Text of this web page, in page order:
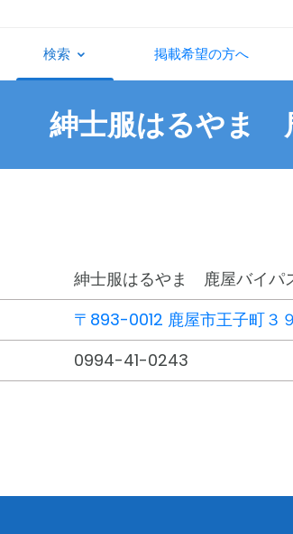
検索 掲載希望の方へ
紳士服はるやま
紳士服はるやま 鹿屋バイパ
〒893-0012 鹿屋市王子町３
0994-41-0243